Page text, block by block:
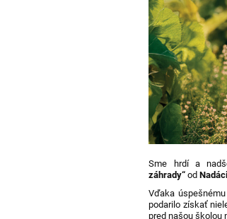
Sme hrdí a
záhrady“ od
Vďaka
podarilo získať
pred našou školou